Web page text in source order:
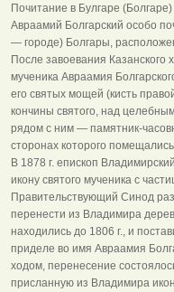
Почитание в Булгаре (Болгаре)
Авраамий Болгарский особо
— городе) Болгары,
После завоевания Казанского
мученика Авраамия
его святых мощей (кисть
кончины святого, над
рядом с ним — памятник-
сторонах которого
В 1878 г. епископ
икону святого мученика с
Правительствующий Синод
перенести из Владимира
находились до 1806 г., и
приделе во имя Авраамия
ходом, перенесение
присланную из Владимира